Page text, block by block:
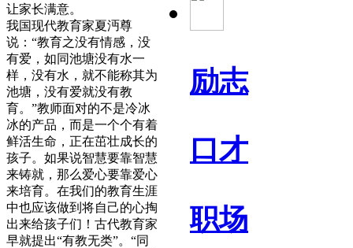
励志
口才
职场
让家长满意。
我国现代教育家夏沔尊
说：“教育之没有情感，没
有爱，如同池塘没有水一
样，没有水，就不能称其为
池塘，没有爱就没有教
育。”教师面对的不是冷冰
冰的产品，而是一个个有着
鲜活生命，正在茁壮成长的
孩子。如果说智慧要靠智慧
来铸就，那么爱心要靠爱心
来培育。在我们的教育生涯
中也应该做到将自己的心掏
出来给孩子们！古代教育家
早就提出“有教无类”。“同